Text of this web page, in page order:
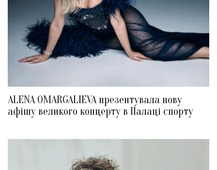
ALENA OMARGALIEVA презентувала нову
афішу великого концерту в Палаці спорту